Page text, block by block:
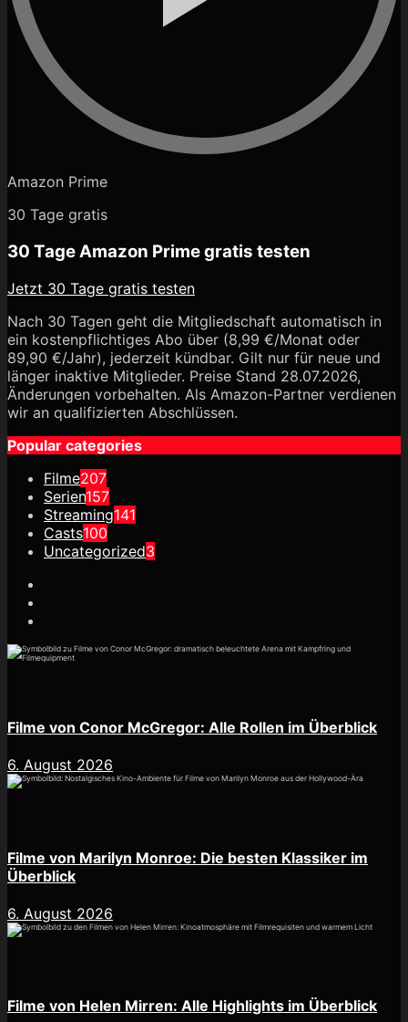
Amazon Prime
30 Tage gratis
30 Tage Amazon Prime gratis testen
Jetzt 30 Tage gratis testen
Nach 30 Tagen geht die Mitgliedschaft automatisch in
ein kostenpflichtiges Abo über (8,99 €/Monat oder
89,90 €/Jahr), jederzeit kündbar. Gilt nur für neue und
länger inaktive Mitglieder. Preise Stand 28.07.2026,
Änderungen vorbehalten. Als Amazon-Partner verdienen
wir an qualifizierten Abschlüssen.
Popular categories
Filme207
Serien157
Streaming141
Casts100
Uncategorized3
Filme von Conor McGregor: Alle Rollen im Überblick
6. August 2026
Filme von Marilyn Monroe: Die besten Klassiker im
Überblick
6. August 2026
Filme von Helen Mirren: Alle Highlights im Überblick